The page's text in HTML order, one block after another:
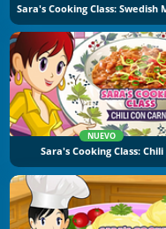
NUEVO
Sara's Cooking Class: Chili